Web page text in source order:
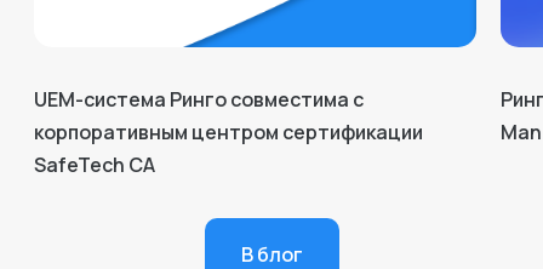
UEM-система Ринго совместима с
корпоративным центром сертификации
SafeTech CA
В блог